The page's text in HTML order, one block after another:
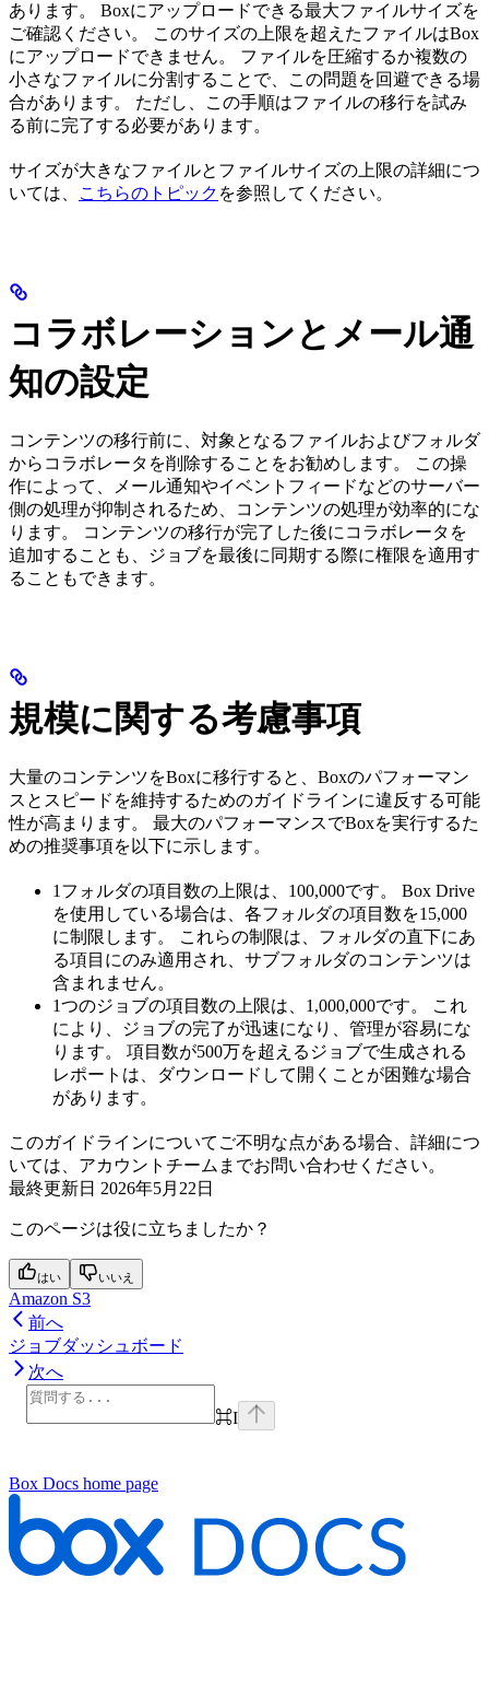
あります。 Boxにアップロードできる最大ファイルサイズを
ご確認ください。 このサイズの上限を超えたファイルはBox
にアップロードできません。 ファイルを圧縮するか複数の
小さなファイルに分割することで、この問題を回避できる場
合があります。 ただし、この手順はファイルの移行を試み
る前に完了する必要があります。
サイズが大きなファイルとファイルサイズの上限の詳細につ
いては、
こちらのトピック を参照してください。
コラボレーションとメール通
知の設定
コンテンツの移行前に、対象となるファイルおよびフォルダ
からコラボレータを削除することをお勧めします。 この操
作によって、メール通知やイベントフィードなどのサーバー
側の処理が抑制されるため、コンテンツの処理が効率的にな
ります。 コンテンツの移行が完了した後にコラボレータを
追加することも、ジョブを最後に同期する際に権限を適用す
ることもできます。
規模に関する考慮事項
大量のコンテンツをBoxに移行すると、Boxのパフォーマン
スとスピードを維持するためのガイドラインに違反する可能
性が高まります。 最大のパフォーマンスでBoxを実行するた
めの推奨事項を以下に示します。
1フォルダの項目数の上限は、100,000です。 Box Drive
を使用している場合は、各フォルダの項目数を15,000
に制限します。 これらの制限は、フォルダの直下にあ
る項目にのみ適用され、サブフォルダのコンテンツは
含まれません。
1つのジョブの項目数の上限は、1,000,000です。 これ
により、ジョブの完了が迅速になり、管理が容易にな
ります。 項目数が500万を超えるジョブで生成される
レポートは、ダウンロードして開くことが困難な場合
があります。
このガイドラインについてご不明な点がある場合、詳細につ
いては、アカウントチームまでお問い合わせください。
最終更新日 2026年5月22日
このページは役に立ちましたか？
はい いいえ
Amazon S3
前へ
ジョブダッシュボード
次へ
⌘I
Box Docs home page